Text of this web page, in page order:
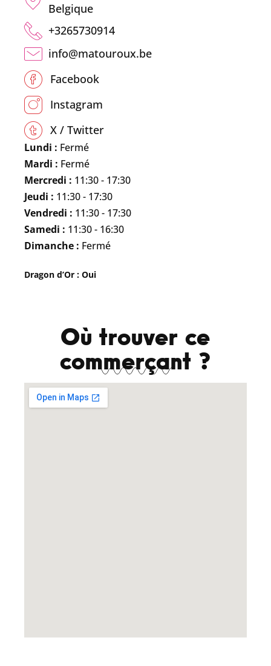
Belgique
+3265730914
info@matouroux.be
Facebook
Instagram
X / Twitter
Lundi : Fermé
Mardi : Fermé
Mercredi : 11:30 - 17:30
Jeudi : 11:30 - 17:30
Vendredi : 11:30 - 17:30
Samedi : 11:30 - 16:30
Dimanche : Fermé
Dragon d’Or : Oui
Où trouver ce
commerçant ?